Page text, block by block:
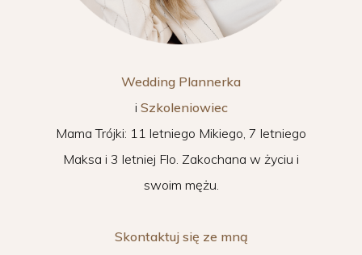
Wedding Plannerka
i Szkoleniowiec
Mama Trójki: 11 letniego Mikiego, 7 letniego
Maksa i 3 letniej Flo. Zakochana w życiu i
swoim mężu.
Skontaktuj się ze mną